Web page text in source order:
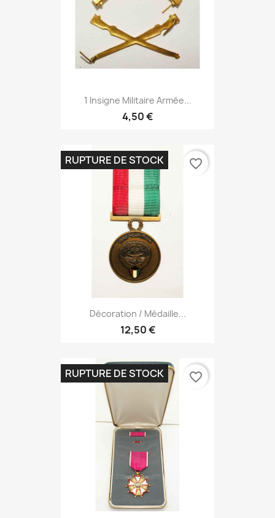
1 Insigne Militaire Armée...
4,50 €
Décoration / Médaille...
12,50 €
RUPTURE DE STOCK favorite_border
RUPTURE DE STOCK favorite_border